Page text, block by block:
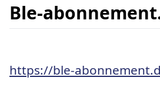
Ble-
https://ble-